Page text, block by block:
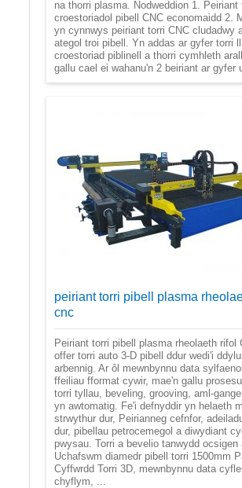
na thorri plasma. Nodweddion 1. Peiriant
croestoriadol pibell CNC economaidd 2.
yn cynnwys peiriant torri CNC cludadwy
ategol troi pibell. Yn addas ar gyfer torri
croestoriad piblinell a thorri cymhleth
gallu cael ei wahanu'n 2 beiriant ar gyfer
peiriant torri pibell plasma
cnc
Peiriant torri pibell plasma rheolaeth rifol
offer torri auto 3-D pibell ddur wedi'i
arbennig. Ar ôl mewnbynnu data
ffeiliau fformat cywir, mae'n gallu
torri tyllau, beveling, grooving, aml-
yn awtomatig. Fe'i defnyddir yn helaeth
strwythur dur, Peirianneg cefnfor,
dur, pibellau petrocemegol a diwydiant
pwysau. Torri a bevelio tanwydd ocsigen
Uchafswm diamedr pibell torri 1500mm
Cyffwrdd Torri 3D, mewnbynnu data
chyflym, ...